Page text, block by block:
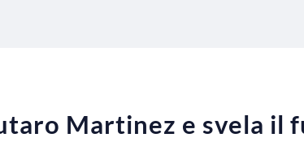
Martinez e svela il